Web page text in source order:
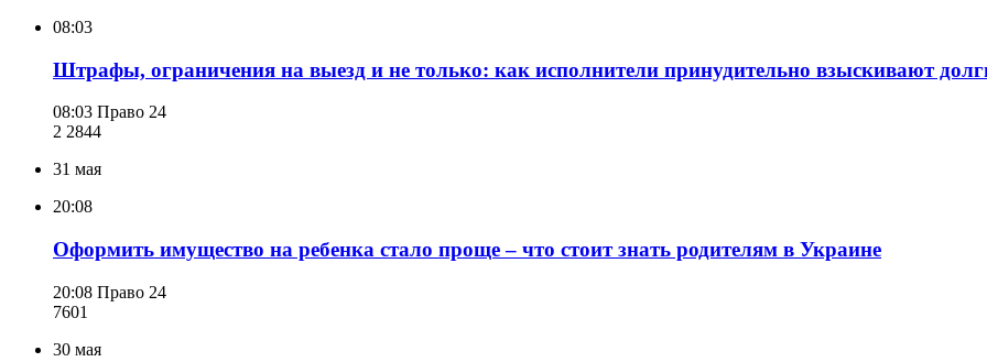
08:03
Штрафы, ограничения на выезд и не только: как исполнители принудительно взыскивают
08:03 Право 24
2 2844
31 мая
20:08
Оформить имущество на ребенка стало проще – что стоит знать родителям в Украине
20:08 Право 24
7601
30 мая